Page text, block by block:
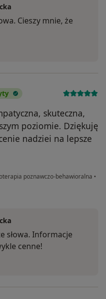
Cieszy mnie, że
skuteczna,
poziomie. Dziękuję
nadziei na lepsze
poznawczo-behawioralna •
słowa. Informacje
cenne!